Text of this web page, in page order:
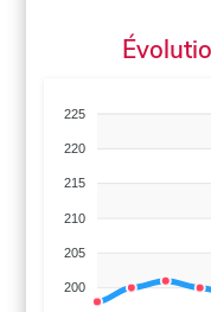
225
220
215
210
205
200